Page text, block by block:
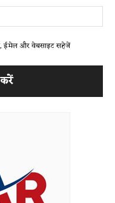
ईमेल और वेबसाइट सहेजें